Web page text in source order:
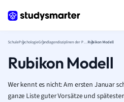
SchulePsychologie Grundlagendisziplinen der PsychologieRubikon Modell
Rubikon Modell
Wer kennt es nicht: Am ersten Januar
ganze Liste guter Vorsätze und